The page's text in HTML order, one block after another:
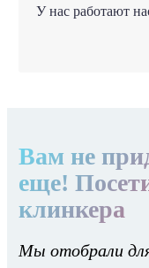
У нас работают
Вам не
еще!
клинкера
Мы отобрали